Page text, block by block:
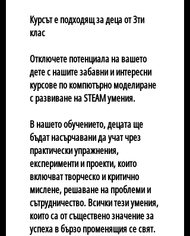
Курсът е подходящ за деца от 3ти
клас
Отключете потенциала на вашето
дете с нашите забавни и интересни
курсове по компютърно моделиране
с развиване на STEAM умения.
В нашето обучението, децата ще
бъдат насърчавани да учат чрез
практически упражнения,
експерименти и проекти, които
включват творческо и критично
мислене, решаване на проблеми и
сътрудничество. Всички тези умения,
които са от съществено значение за
успеха в бързо променящия се свят.